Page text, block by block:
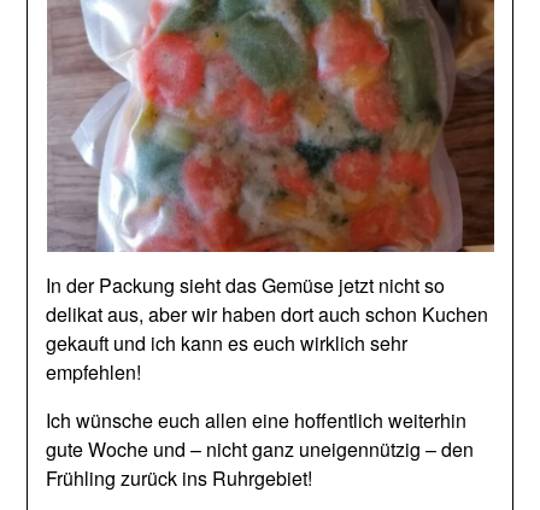
In der Packung sieht das Gemüse jetzt nicht so
delikat aus, aber wir haben dort auch schon Kuchen
gekauft und ich kann es euch wirklich sehr
empfehlen!
Ich wünsche euch allen eine hoffentlich weiterhin
gute Woche und – nicht ganz uneigennützig – den
Frühling zurück ins Ruhrgebiet!